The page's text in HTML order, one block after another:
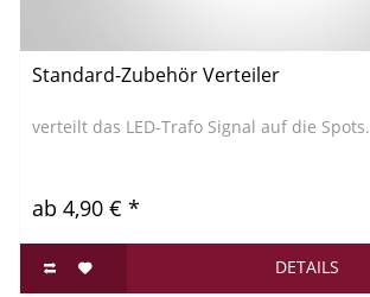
Standard-Zubehör Verteiler
verteilt das LED-Trafo Signal auf die Spots.
ab 4,90 € *
DETAILS